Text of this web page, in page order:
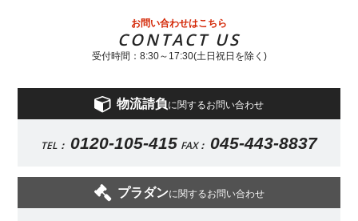
お問い合わせはこちら
CONTACT US
受付時間：8:30～17:30(土日祝日を除く)
物流請負に関するお問い合わせ
TEL： 0120-105-415 FAX： 045-443-8837
プラダンに関するお問い合わせ